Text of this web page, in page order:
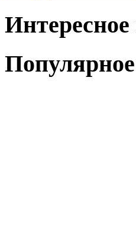
Интересное
Популярное